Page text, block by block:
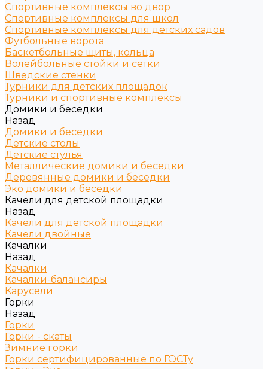
Спортивные комплексы во двор
Спортивные комплексы для школ
Спортивные комплексы для детских садов
Футбольные ворота
Баскетбольные щиты, кольца
Волейбольные стойки и сетки
Шведские стенки
Турники для детских площадок
Турники и спортивные комплексы
Домики и беседки
Назад
Домики и беседки
Детские столы
Детские стулья
Металлические домики и беседки
Деревянные домики и беседки
Эко домики и беседки
Качели для детской площадки
Назад
Качели для детской площадки
Качели двойные
Качалки
Назад
Качалки
Качалки-балансиры
Карусели
Горки
Назад
Горки
Горки - скаты
Зимние горки
Горки сертифицированные по ГОСТу